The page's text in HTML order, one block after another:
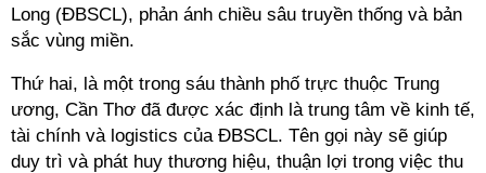
Long (ĐBSCL), phản ánh chiều sâu truyền thống và bản
sắc vùng miền.
Thứ hai, là một trong sáu thành phố trực thuộc Trung
ương, Cần Thơ đã được xác định là trung tâm về kinh tế,
tài chính và logistics của ĐBSCL. Tên gọi này sẽ giúp
duy trì và phát huy thương hiệu, thuận lợi trong việc thu